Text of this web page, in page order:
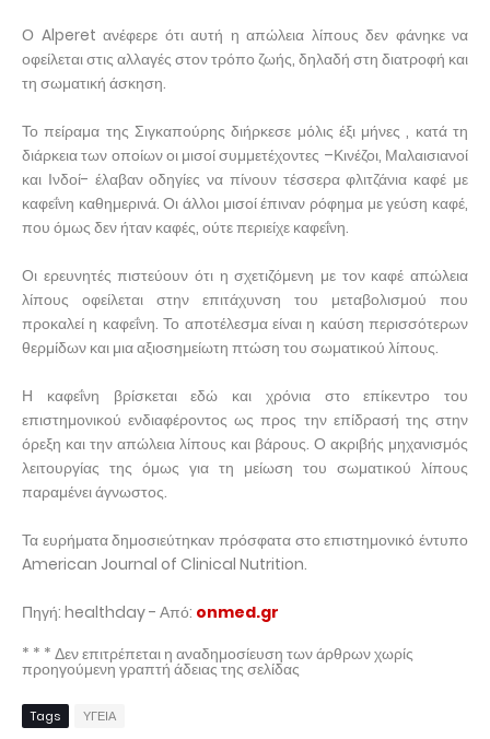
Ο Alperet ανέφερε ότι αυτή η απώλεια λίπους δεν φάνηκε να
οφείλεται στις αλλαγές στον τρόπο ζωής, δηλαδή στη διατροφή και
τη σωματική άσκηση.
Το πείραμα της Σιγκαπούρης διήρκεσε μόλις έξι μήνες , κατά τη
διάρκεια των οποίων οι μισοί συμμετέχοντες –Κινέζοι, Μαλαισιανοί
και Ινδοί- έλαβαν οδηγίες να πίνουν τέσσερα φλιτζάνια καφέ με
καφεΐνη καθημερινά. Οι άλλοι μισοί έπιναν ρόφημα με γεύση καφέ,
που όμως δεν ήταν καφές, ούτε περιείχε καφεΐνη.
Οι ερευνητές πιστεύουν ότι η σχετιζόμενη με τον καφέ απώλεια
λίπους οφείλεται στην επιτάχυνση του μεταβολισμού που
προκαλεί η καφεΐνη. Το αποτέλεσμα είναι η καύση περισσότερων
θερμίδων και μια αξιοσημείωτη πτώση του σωματικού λίπους.
Η καφεΐνη βρίσκεται εδώ και χρόνια στο επίκεντρο του
επιστημονικού ενδιαφέροντος ως προς την επίδρασή της στην
όρεξη και την απώλεια λίπους και βάρους. Ο ακριβής μηχανισμός
λειτουργίας της όμως για τη μείωση του σωματικού λίπους
παραμένει άγνωστος.
Τα ευρήματα δημοσιεύτηκαν πρόσφατα στο επιστημονικό έντυπο
American Journal of Clinical Nutrition.
Πηγή: healthday - Από: onmed.gr
* * * Δεν επιτρέπεται η αναδημοσίευση των άρθρων χωρίς
προηγούμενη γραπτή άδειας της σελίδας
Tags ΥΓΕΙΑ